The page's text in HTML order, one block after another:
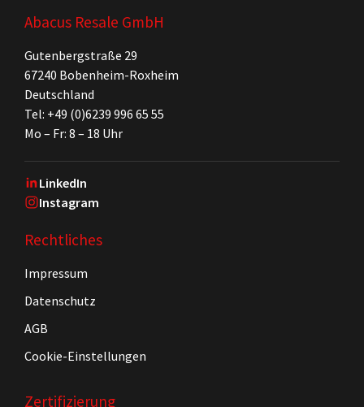
Abacus Resale GmbH
Gutenbergstraße 29
67240 Bobenheim-Roxheim
Deutschland
Tel: +49 (0)6239 996 65 55
Mo – Fr: 8 – 18 Uhr
LinkedIn
Instagram
Rechtliches
Impressum
Datenschutz
AGB
Cookie-Einstellungen
Zertifizierung